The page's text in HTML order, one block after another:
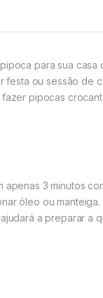
para sua
festa ou sessão de
pipocas
3 minutos
óleo ou manteiga.
a preparar a